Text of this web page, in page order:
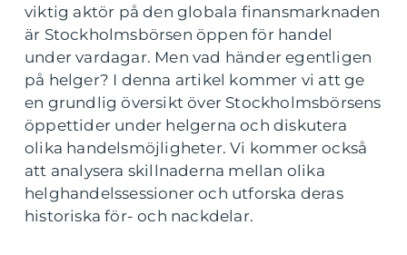
viktig aktör på den globala finansmarknaden
är Stockholmsbörsen öppen för handel
under vardagar. Men vad händer egentligen
på helger? I denna artikel kommer vi att ge
en grundlig översikt över Stockholmsbörsens
öppettider under helgerna och diskutera
olika handelsmöjligheter. Vi kommer också
att analysera skillnaderna mellan olika
helghandelssessioner och utforska deras
historiska för- och nackdelar.